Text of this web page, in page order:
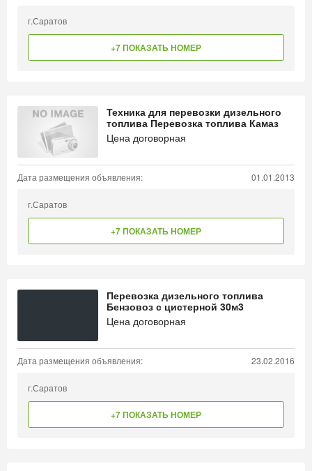
г.Саратов
+7 ПОКАЗАТЬ НОМЕР
Техника для перевозки дизельного
топлива Перевозка топлива Камаз
Цена договорная
Дата размещения объявления: 01.01.2013
г.Саратов
+7 ПОКАЗАТЬ НОМЕР
Перевозка дизельного топлива
Бензовоз с цистерной 30м3
Цена договорная
Дата размещения объявления: 23.02.2016
г.Саратов
+7 ПОКАЗАТЬ НОМЕР